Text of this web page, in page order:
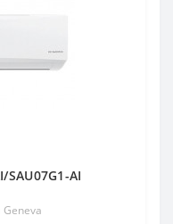
SAU07G1-AI